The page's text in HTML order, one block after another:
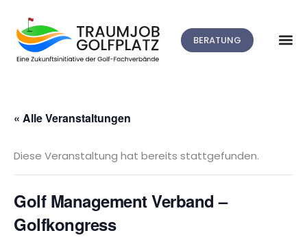
BERATUNG
« Alle Veranstaltungen
Diese Veranstaltung hat bereits stattgefunden.
Golf Management Verband –
Golfkongress